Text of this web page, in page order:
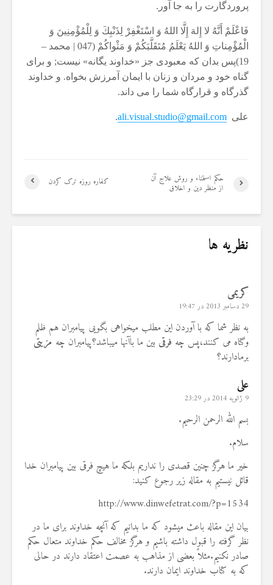
پروردگارت را به جا آور.
فَاعْلَمْ أَنَّهُ لا إِلهَ إِلَّا اللهُ وَ اسْتَغْفِرْ لِذَنْبِكَ وَ لِلْمُؤْمِنِينَ وَ
الْمُؤْمِناتِ وَ اللهُ يَعْلَمُ مُتَقَلَّبَكُمْ وَ مَثْواكُمْ (047 | محمد –
19)پس بدان كه معبودى جز «خداوند يگانه» نيست; و براى
گناه خود و مردان و زنان با ايمان آمرزش بخواه. و خداوند
گذرگاه و قرارگاه شما را مى داند.
علی ali.visual.studio@gmail.com
.
کفاره روزه ترک کردن حكم استمناء و روش علاج آن
از منظر دین و اخلاق
نظریه ها
کریمی
29 دسامبر 2013 در 19:47
به نظر شما که با آوردن این مطلب میخواهی بگویی پیامبران هم ظلم
وگناه می کنند،پس چه فرقی بین ما باآنها میباشد؟پیامبران چه مزیتی
برمادارند؟
علی
9 ژانویه 2014 در 23:29
بسم الله الرحمن الرحیم.
سلام.
خیر ما هرگز چنین قصدی را نداریم بلکه ما هیچ فرقی بین پیامبران خدا
قائل نیستیم به مقاله زیر رجوع کنید:
http://www.dinwefetrat.com/?p=1534
بیان این مقاله باعث میشود که ما بدانیم که آنچه خداوند برای ما در
نظر گرفته را قبول داشته باشیم و هرگز مخالف حکم خداوند متعال حکم
صادر نکنیم.مثلاً بعضی از مذاهب به عصمت اعتقاد دارند در حالی
که به کتاب خداوند ایمان دارند.